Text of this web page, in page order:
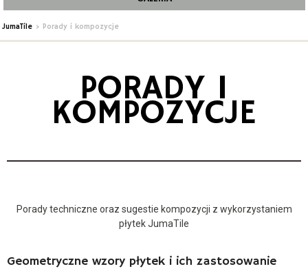
JumaTile > Porady i kompozycje
PORADY I
KOMPOZYCJE
Porady techniczne oraz sugestie kompozycji z wykorzystaniem
płytek JumaTile
Geometryczne wzory płytek i ich zastosowanie